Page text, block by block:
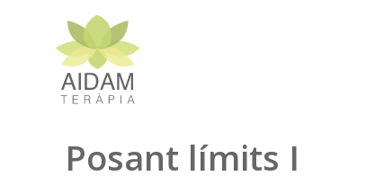
contingut
Posant límits I